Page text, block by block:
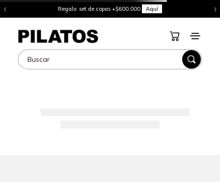
‹ Regalo: set de copas +$600.000 Aquí ›
Buscar